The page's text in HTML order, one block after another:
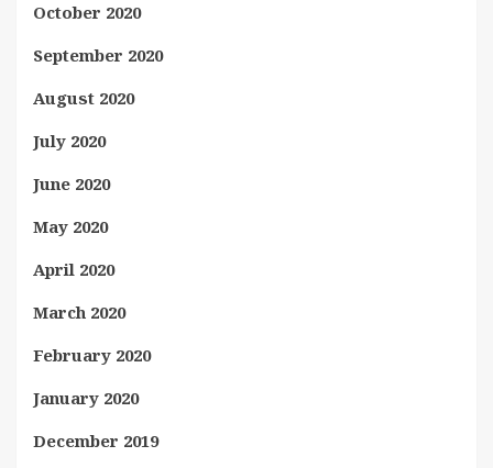
October 2020
September 2020
August 2020
July 2020
June 2020
May 2020
April 2020
March 2020
February 2020
January 2020
December 2019